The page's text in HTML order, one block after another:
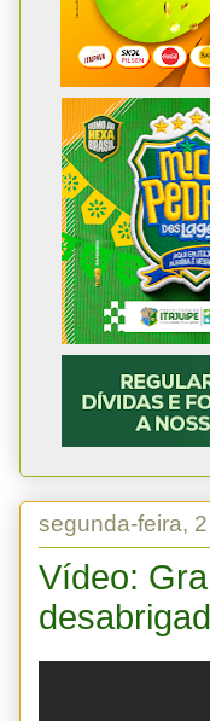
segunda-feira,
Vídeo: